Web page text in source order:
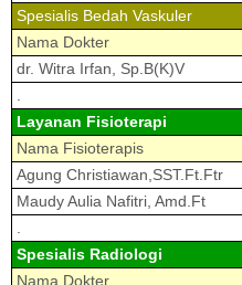
Spesialis Bedah Vaskuler
Nama Dokter
dr. Witra Irfan, Sp.B(K)V
.
Layanan Fisioterapi
Nama Fisioterapis
Agung Christiawan,SST.Ft.Ftr
Maudy Aulia Nafitri, Amd.Ft
.
Spesialis Radiologi
Nama Dokter